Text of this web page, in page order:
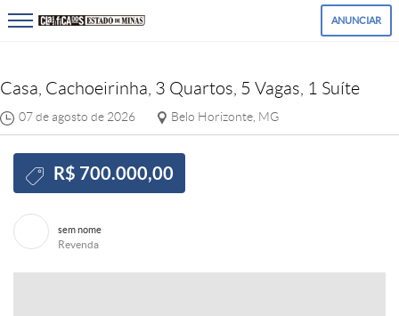
ANUNCIAR
Casa, Cachoeirinha, 3 Quartos, 5 Vagas, 1 Suíte
07 de agosto de 2026 Belo Horizonte, MG
R$ 700.000,00
sem nome
Revenda